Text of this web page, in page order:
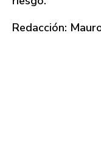
Redacción: